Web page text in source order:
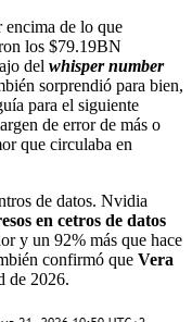
encima de lo que
los $79.19BN
del whisper number
sorprendió para bien,
para el siguiente
de error de más o
que circulaba en
de datos. Nvidia
en cetros de datos
y un 92% más que hace
confirmó que Vera
de 2026.